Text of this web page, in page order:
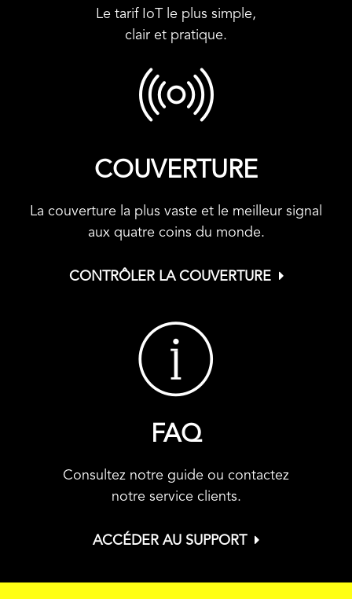
Le tarif IoT le plus simple,
clair et pratique.
COUVERTURE
La couverture la plus vaste et le meilleur signal
aux quatre coins du monde.
CONTRÔLER LA COUVERTURE
FAQ
Consultez notre guide ou contactez
notre service clients.
ACCÉDER AU SUPPORT